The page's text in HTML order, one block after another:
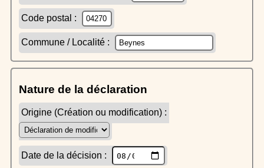
Code postal :
Commune / Localité :
Nature de la déclaration
Origine (Création ou modification) :
Date de la décision :